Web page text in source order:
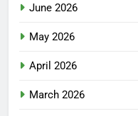
June 2026
May 2026
April 2026
March 2026